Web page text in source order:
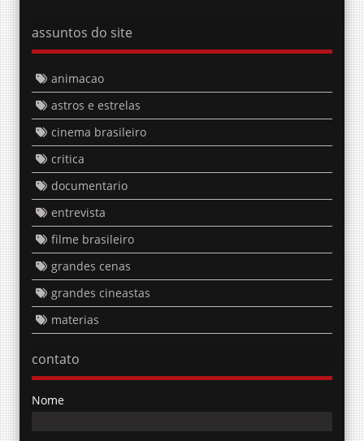
assuntos do site
animacao
astros e estrelas
cinema brasileiro
critica
documentario
entrevista
filme brasileiro
grandes cenas
grandes cineastas
materias
contato
Nome